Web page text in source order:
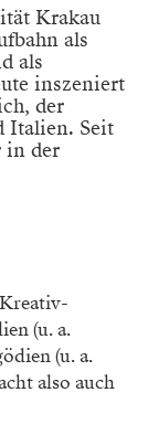
Krakau
als
als
inszeniert
der
Italien. Seit
in der
(u. a.
(u. a.
also auch